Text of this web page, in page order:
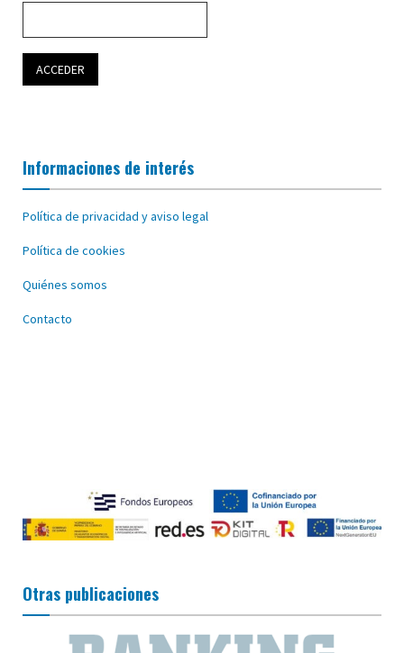
Informaciones de interés
Política de privacidad y aviso legal
Política de cookies
Quiénes somos
Contacto
Otras publicaciones